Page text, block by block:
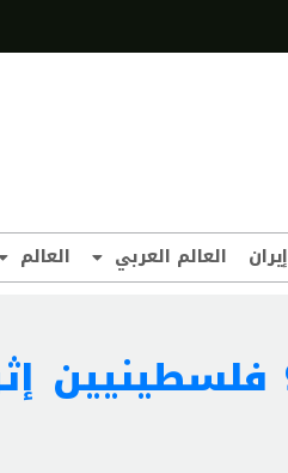
إيران العالم العربي العالم
استشهاد 9